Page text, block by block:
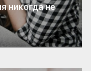
никогда не